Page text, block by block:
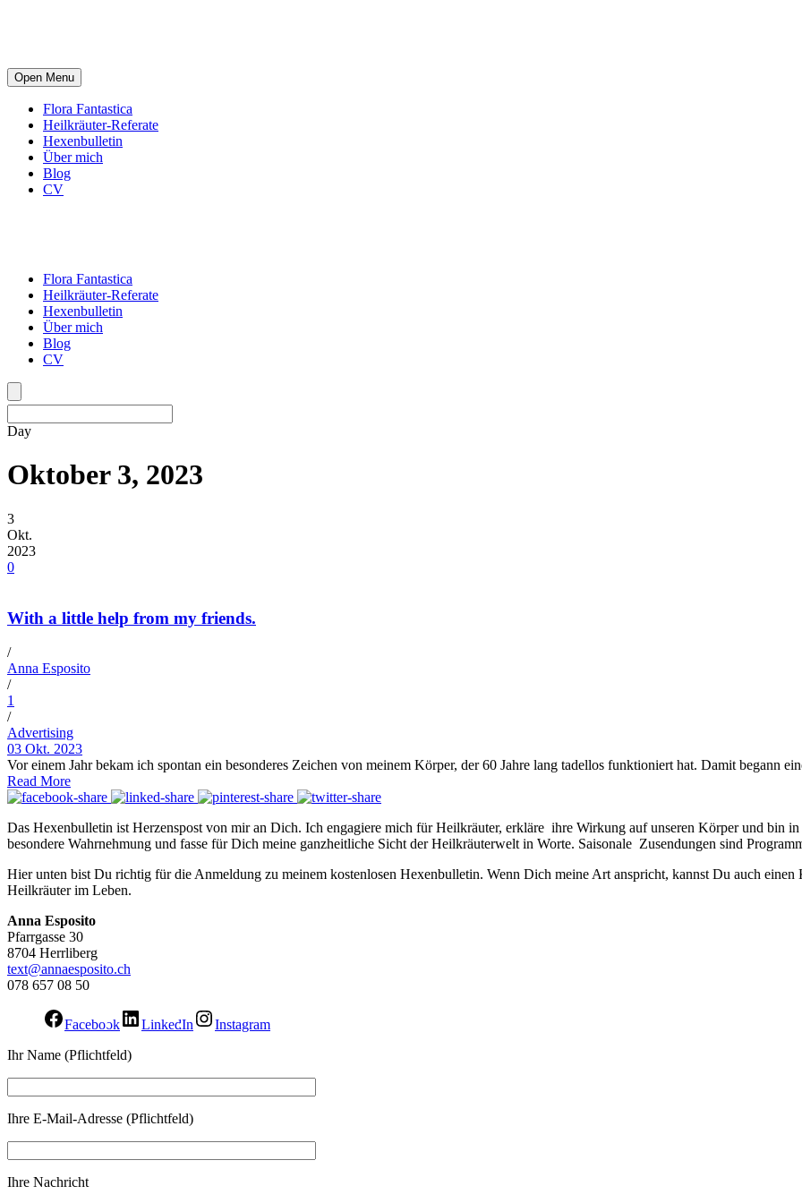
Open Menu
Flora Fantastica
Heilkräuter-Referate
Hexenbulletin
Über mich
Blog
CV
Flora Fantastica
Heilkräuter-Referate
Hexenbulletin
Über mich
Blog
CV
Day
Oktober 3, 2023
3
Okt.
2023
0
With a little help from my friends.
/
Anna Esposito
/
1
/
Advertising
03 Okt. 2023
Vor einem Jahr bekam ich spontan ein besonderes Zeichen von meinem Körper, der 60 Jahre lang tadellos funktioniert hat. Damit begann
Read More
Das Hexenbulletin ist Herzenspost von mir an Dich. Ich engagiere mich für Heilkräuter, erkläre ihre Wirkung auf unseren Körper und bin
besondere Wahrnehmung und fasse für Dich meine ganzheitliche Sicht der Heilkräuterwelt in Worte. Saisonale Zusendungen sind
Hier unten bist Du richtig für die Anmeldung zu meinem kostenlosen Hexenbulletin. Wenn Dich meine Art anspricht, kannst Du auch
Heilkräuter im Leben.
Anna Esposito
Pfarrgasse 30
8704 Herrliberg
text@annaesposito.ch
078 657 08 50
Facebook LinkedIn
Instagram
Ihr Name (Pflichtfeld)
Ihre E-Mail-Adresse (Pflichtfeld)
Ihre Nachricht